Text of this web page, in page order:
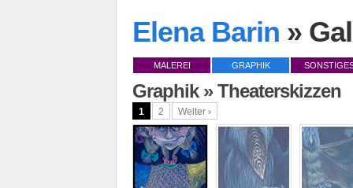
Elena Barin »
MALEREI GRAPHIK
Graphik » Theaterskizzen
1 2 Weiter ›